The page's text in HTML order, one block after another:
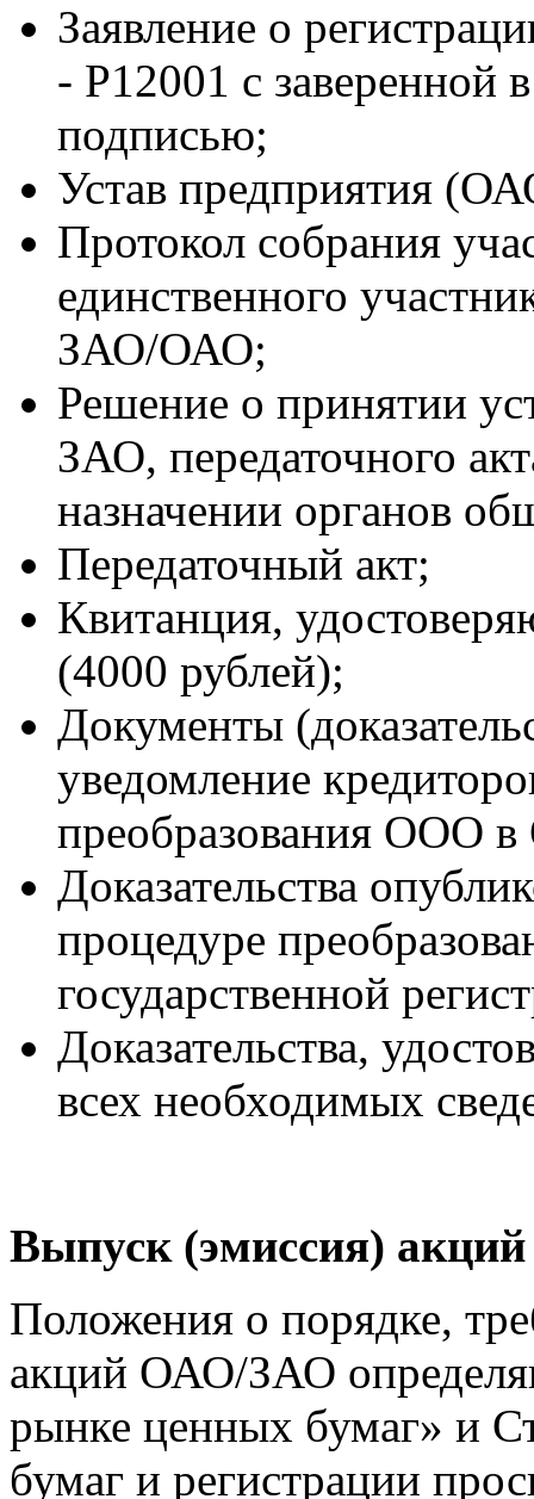
Заявление о
- Р12001 с заверенной
подписью;
Устав предприятия
Протокол собрания
единственного
ЗАО/ОАО;
Решение о принятии
ЗАО, передаточного
назначении органов
Передаточный акт;
Квитанция,
(4000 рублей);
Документы
уведомление
преобразования ООО
Доказательства
процедуре
государственной
Доказательства,
всех необходимых
Выпуск (эмиссия)
Положения о порядке,
акций ОАО/ЗАО
рынке ценных бумаг» и
бумаг и регистрации